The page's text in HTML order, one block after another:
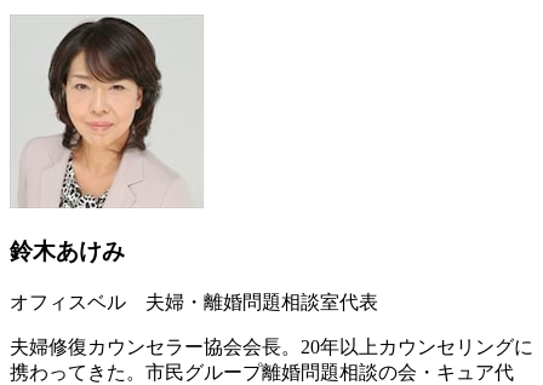
鈴木あけみ
オフィスベル 夫婦・離婚問題相談室代表
夫婦修復カウンセラー協会会長。20年以上カウンセリングに
携わってきた。市民グループ離婚問題相談の会・キュア代